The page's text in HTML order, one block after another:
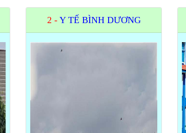
2 - Y TẾ BÌNH DƯƠNG